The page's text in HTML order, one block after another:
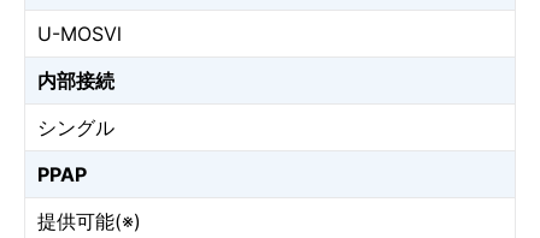
U-MOSⅥ
内部接続
シングル
PPAP
提供可能(※)